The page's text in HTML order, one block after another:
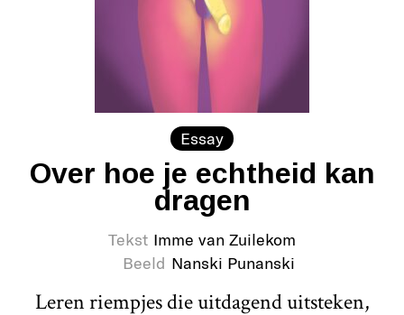
Essay
Over hoe je echtheid kan
dragen
Tekst Imme van Zuilekom
Beeld Nanski Punanski
Leren riempjes die uitdagend uitsteken,